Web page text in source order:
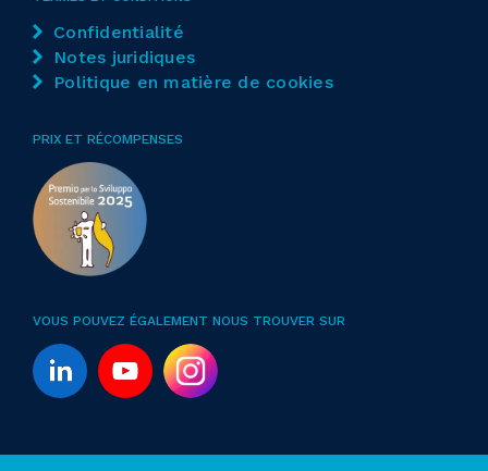
Confidentialité
Notes juridiques
Politique en matière de cookies
PRIX ET RÉCOMPENSES
VOUS POUVEZ ÉGALEMENT NOUS TROUVER SUR